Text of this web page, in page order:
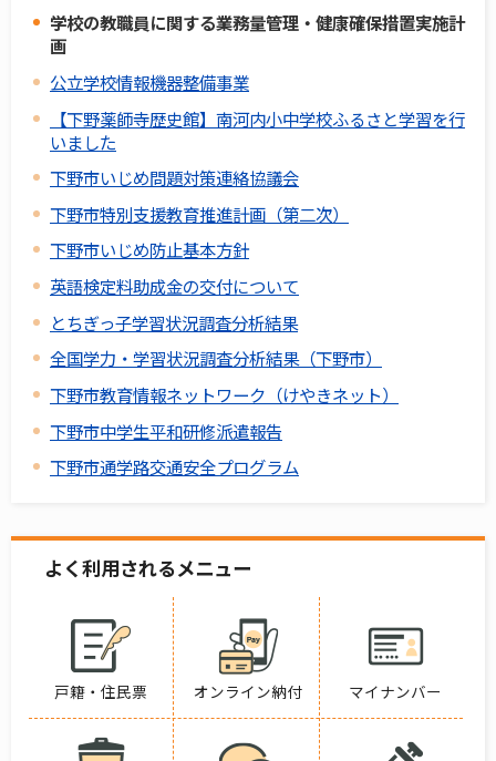
学校の教職員に関する業務量管理・健康確保措置実施計
画
公立学校情報機器整備事業
【下野薬師寺歴史館】南河内小中学校ふるさと学習を行
いました
下野市いじめ問題対策連絡協議会
下野市特別支援教育推進計画（第二次）
下野市いじめ防止基本方針
英語検定料助成金の交付について
とちぎっ子学習状況調査分析結果
全国学力・学習状況調査分析結果（下野市）
下野市教育情報ネットワーク（けやきネット）
下野市中学生平和研修派遣報告
下野市通学路交通安全プログラム
よく利用されるメニュー
戸籍・住民票 オンライン納付 マイナンバー